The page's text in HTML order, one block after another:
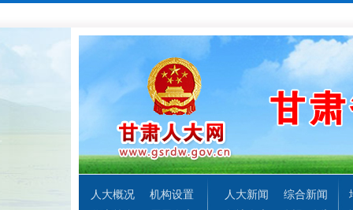
人大概况
机构设置
人大新闻
综合新闻